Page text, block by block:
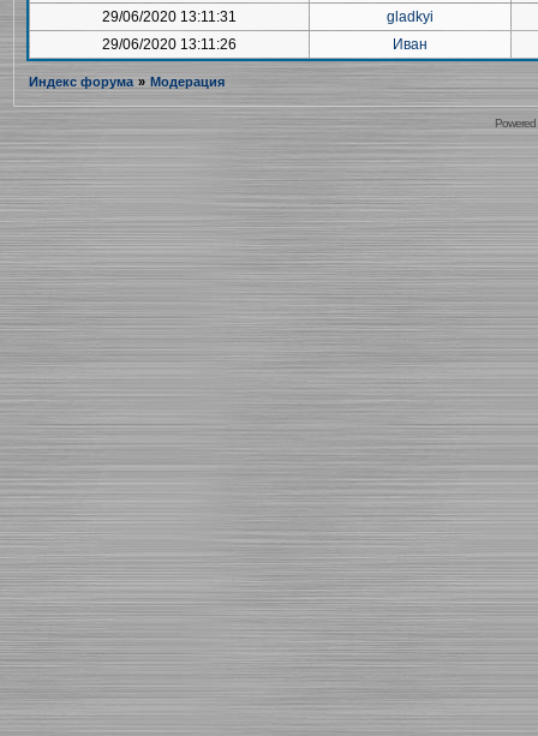
29/06/2020 13:11:31
gladkyi
29/06/2020 13:11:26
Иван
Индекс форума » Модерация